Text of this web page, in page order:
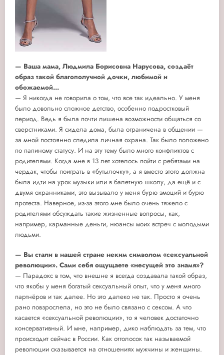
— Ваша мама, Людмила Борисовна Нарусова, создаёт
образ такой благополучной дочки, любимой и
обожаемой...
— Я никогда не говорила о том, что все так идеально. У меня
было довольно сложное детство, особенно подростковый
период. Ведь я была почти лишена возможности общаться со
сверстниками. Я сидела дома, была ограничена в общении —
за мной постоянно следила личная охрана. Так было положено
по папиному статусу. И на эту тему было много конфликтов с
родителями. Когда мне в 13 лет хотелось пойти с ребятами на
чердак, чтобы поиграть в «бутылочку», а я вместо этого должна
была идти на урок музыки или в балетную школу, да ещё и с
двумя охранниками, это вызывало у меня бурю эмоций и бурю
протеста. Наверное, из-за этого мне было очень тяжело с
родителями обсуждать такие жизненные вопросы, как,
например, карманные деньги, нюансы моих встреч с молодыми
людьми.
— Вы стали в нашей стране неким символом «сексуальной
революции». Сами себя ощущаете «несущей это знамя»?
— Парадокс в том, что внешне я всегда создавала такой образ,
что якобы у меня богатый сексуальный опыт, что у меня много
партнёров и так далее. Но это далеко не так. Просто я очень
рано повзрослела, но это не было связано с сексом. А что
касается «сексуальной революции», то я человек достаточно
консервативный. И мне, например, дико наблюдать за тем, что
происходит сейчас в России. Как отголосок так называемой
революции сказывается на отношениях мужчины и женщины.